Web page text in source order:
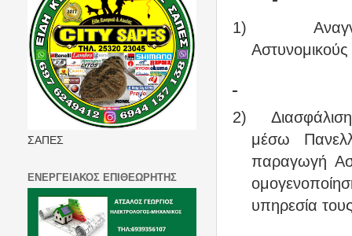
1)
2)
μέσω
παραγωγή
υπηρεσία
ΣΑΠΕΣ
ΕΝΕΡΓΕΙΑΚΟΣ ΕΠΙΘΕΩΡΗΤΗΣ